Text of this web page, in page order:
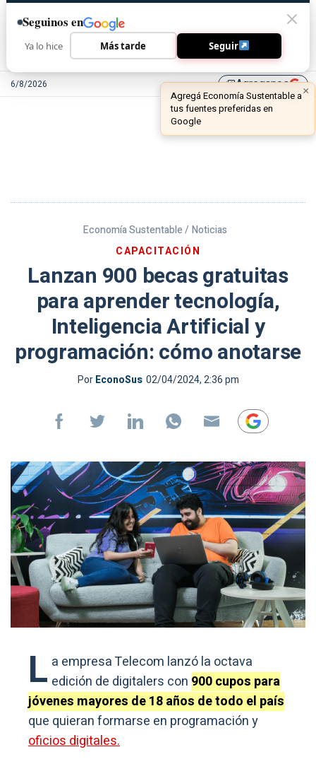
6/8/2026 library_addAgreganos
Economía Sustentable / Noticias
CAPACITACIÓN
Lanzan 900 becas gratuitas
para aprender tecnología,
Inteligencia Artificial y
programación: cómo anotarse
PorEconoSus 02/04/2024, 2:36 pm
L a empresa Telecom lanzó la octava
edición de digitalers con 900 cupos para
jóvenes mayores de 18 años de todo el país
que quieran formarse en programación y
oficios digitales.
Seguinos en
Ya lo hice Más tarde Seguir